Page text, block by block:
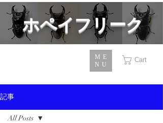
​ホペイフリーク
ME
NU
Cart
記事
All Posts